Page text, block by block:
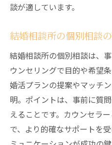
談が適しています。
結婚相談所の個別相談
結婚相談所の個別相談は、
ウンセリングで目的や希望
婚活プランの提案やマッチ
明。ポイントは、事前に質
えることです。カウンセラ
で、より的確なサポートを